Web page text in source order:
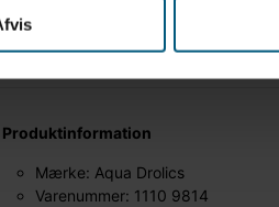
Produktinformation
Mærke: Aqua Drolics
Varenummer: 1110 9814